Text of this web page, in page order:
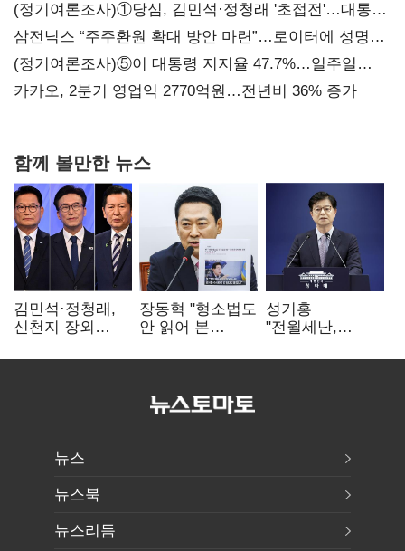
(정기여론조사)①당심, 김민석·정청래 '초접전'…대통령
지지도 '50% 아래로'(종합)
삼전닉스 “주주환원 확대 방안 마련”…로이터에 성명
보내
(정기여론조사)⑤이 대통령 지지율 47.7%…일주일
만에 다시 40%대
카카오, 2분기 영업익 2770억원…전년비 36% 증가
함께 볼만한 뉴스
김민석·정청래,
신천지 장외
"호남 계몽 규탄"
장동혁 "형소법도
안 읽어 본
속도로 무너질
성기홍
"전월세난,
공급 문제"…닥공
뉴스
뉴스북
뉴스리듬